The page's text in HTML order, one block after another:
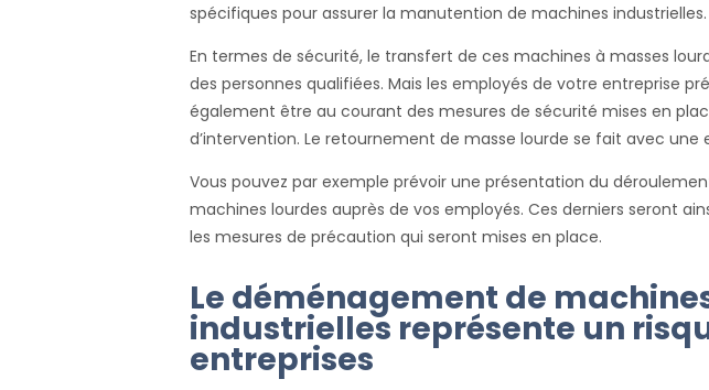
spécifiques pour assurer la manutention de machines industrielles.
En termes de sécurité, le transfert de ces machines à masses
des personnes qualifiées. Mais les employés de votre entreprise
également être au courant des mesures de sécurité mises en
d’intervention. Le retournement de masse lourde se fait avec une
Vous pouvez par exemple prévoir une présentation du
machines lourdes auprès de vos employés. Ces derniers seront
les mesures de précaution qui seront mises en place.
Le déménagement de
industrielles représente un
entreprises